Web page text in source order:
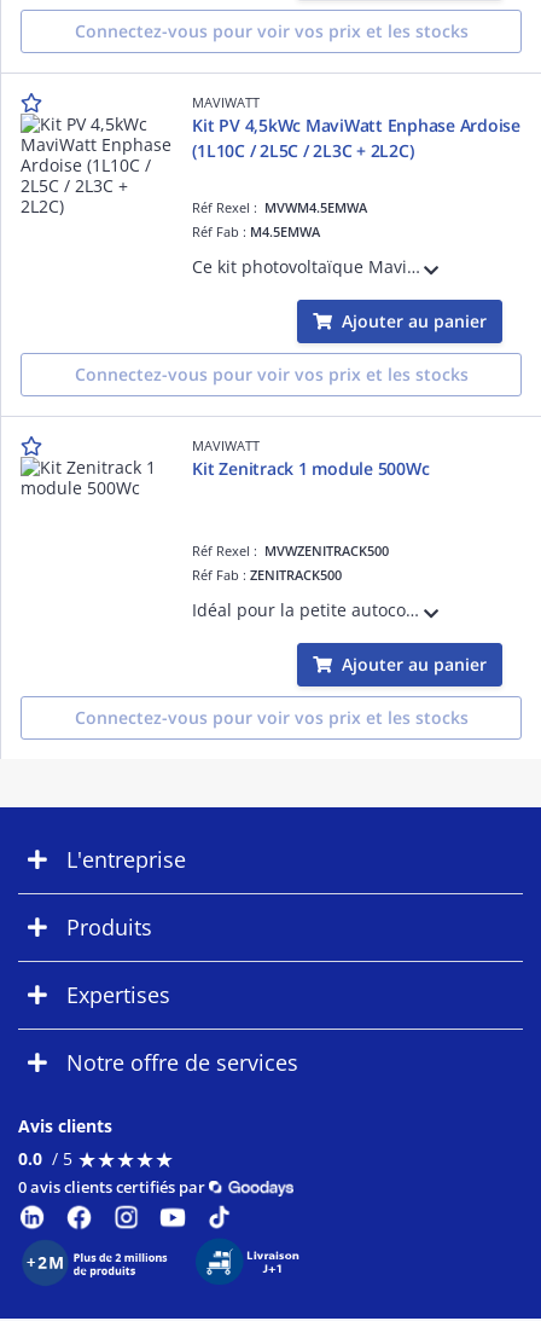
Connectez-vous pour voir vos prix et les stocks
MAVIWATT
Kit PV 4,5kWc MaviWatt Enphase Ardoise
(1L10C / 2L5C / 2L3C + 2L2C)
Réf Rexel : MVWM4.5EMWA
Réf Fab : M4.5EMWA
Ce kit photovoltaïque MaviWatt x ENPHASE de 4,5kWc comprend : - 10 modules MaviWatt 425Wc Biverre Bifacial Garantie 30 Ans produit & performance - 10 micro-onduleurs IQ8AC monophasé - 1 passerelle Metered - 1 coffret AC - 1 structure K2 SYS
Ajouter au panier
Connectez-vous pour voir vos prix et les stocks
MAVIWATT
Kit Zenitrack 1 module 500Wc
Réf Rexel : MVWZENITRACK500
Réf Fab :ZENITRACK500
Idéal pour la petite autoconsommation, il permet de suivre le zenith tout au long de l'année permettant une forte augmentation de la production électrique les mois d'hiver dans nos latitudes moyennes : +50% en décembre, + 43% en novembre
Ajouter au panier
Connectez-vous pour voir vos prix et les stocks
L'entreprise
Produits
Expertises
Notre offre de services
Avis clients
0.0 / 5 ★★★★★
★★★★★
0 avis clients certifiés par